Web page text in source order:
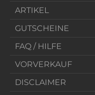
ARTIKEL
GUTSCHEINE
FAQ / HILFE
VORVERKAUF
DISCLAIMER